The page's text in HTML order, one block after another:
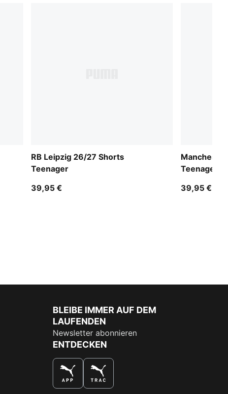
RB Leipzig 26/27 Shorts
Teenager
39,95 €
Teenager
39,95 €
BLEIBE IMMER AUF DEM
LAUFENDEN
Newsletter abonnieren
ENTDECKEN